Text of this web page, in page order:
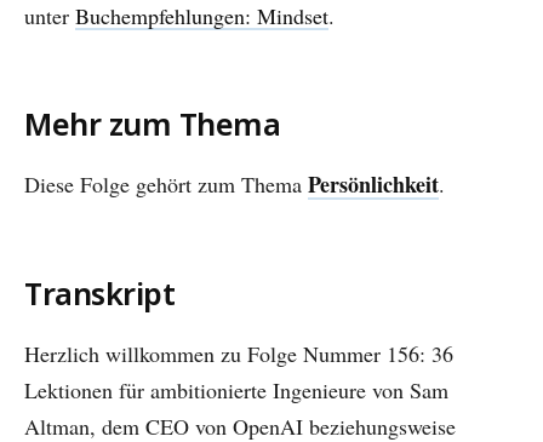
unter Buchempfehlungen: Mindset.
Mehr zum Thema
Diese Folge gehört zum Thema Persönlichkeit.
Transkript
Herzlich willkommen zu Folge Nummer 156: 36
Lektionen für ambitionierte Ingenieure von Sam
Altman, dem CEO von OpenAI beziehungsweise